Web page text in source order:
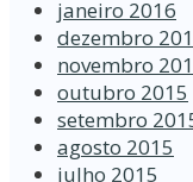
janeiro 2016
dezembro
novembro
outubro 2015
setembro
agosto 2015
julho 2015